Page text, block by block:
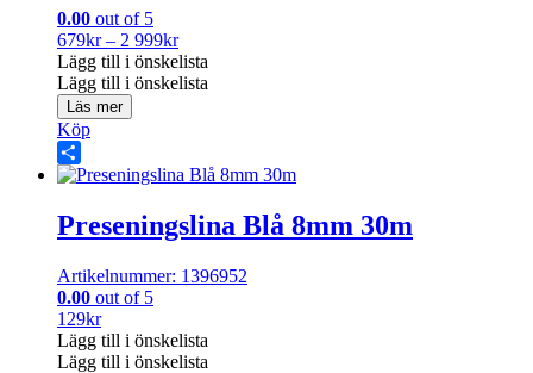
0.00 out of 5
679kr – 2 999krPrisintervall:
679kr
till
Lägg till i önskelista
Lägg till i önskelista
Läs mer
Köp
Share
Preseningslina Blå 8mm 30m
Artikelnummer: 1396952
0.00 out of 5
129kr
Lägg till i önskelista
Lägg till i önskelista